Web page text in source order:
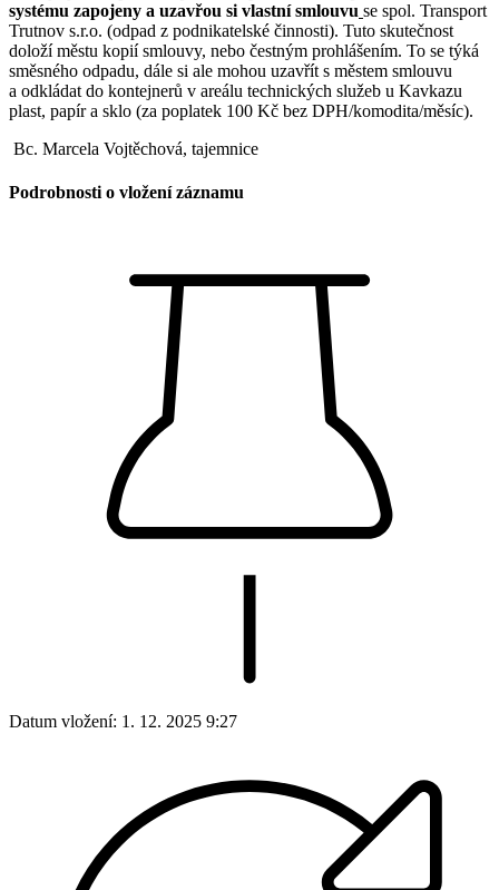
systému zapojeny a uzavřou si vlastní smlouvu se spol. Transport
Trutnov s.r.o. (odpad z podnikatelské činnosti). Tuto skutečnost
doloží městu kopií smlouvy, nebo čestným prohlášením. To se týká
směsného odpadu, dále si ale mohou uzavřít s městem smlouvu
a odkládat do kontejnerů v areálu technických služeb u Kavkazu
plast, papír a sklo (za poplatek 100 Kč bez DPH/komodita/měsíc).
Bc. Marcela Vojtěchová, tajemnice
Podrobnosti o vložení záznamu
Datum vložení: 1. 12. 2025 9:27